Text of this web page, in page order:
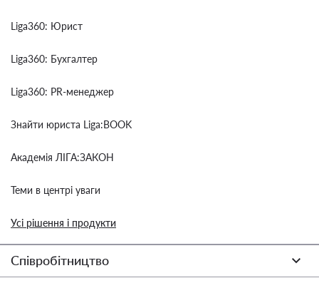
Liga360: Юрист
Liga360: Бухгалтер
Liga360: PR-менеджер
Знайти юриста Liga:BOOK
Академія ЛІГА:ЗАКОН
Теми в центрі уваги
Усі рішення і продукти
Співробітництво